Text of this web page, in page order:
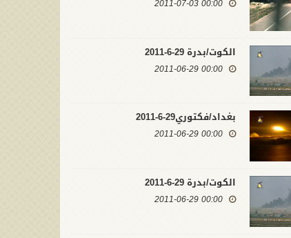
00:00 2011-07-03
الكوت/بدرة 29-6-2011
00:00 2011-06-29
بغداد/فكتوري29-6-2011
00:00 2011-06-29
الكوت/بدرة 29-6-2011
00:00 2011-06-29